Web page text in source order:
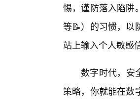
惕，谨防落入陷阱
等📝）的习惯，以
站上输入个人敏感
数字时代，安
策略，你就能在数